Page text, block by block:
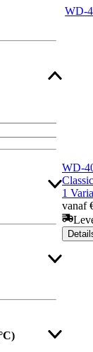
WD-
WD-
Classic
1
vanaf